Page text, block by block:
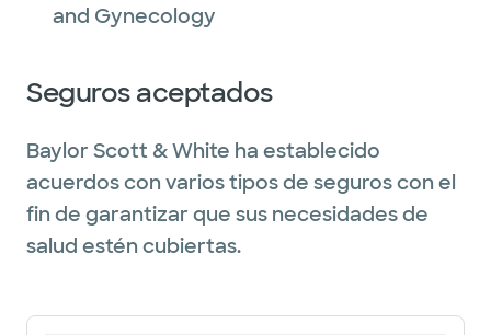
and Gynecology
Seguros aceptados
Baylor Scott & White ha establecido
acuerdos con varios tipos de seguros con el
fin de garantizar que sus necesidades de
salud estén cubiertas.